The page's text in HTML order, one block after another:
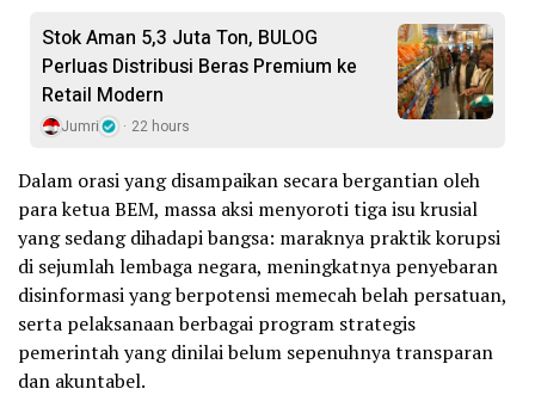
Stok Aman 5,3 Juta Ton, BULOG
Perluas Distribusi Beras Premium ke
Retail Modern
Jumri 22 hours
Dalam orasi yang disampaikan secara bergantian oleh
para ketua BEM, massa aksi menyoroti tiga isu krusial
yang sedang dihadapi bangsa: maraknya praktik korupsi
di sejumlah lembaga negara, meningkatnya penyebaran
disinformasi yang berpotensi memecah belah persatuan,
serta pelaksanaan berbagai program strategis
pemerintah yang dinilai belum sepenuhnya transparan
dan akuntabel.